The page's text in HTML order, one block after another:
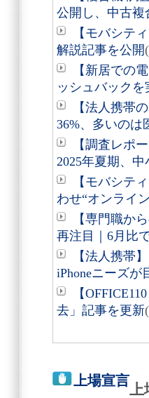
公開し、中古
【モバシテ
解説記事を公開
【新居での
ッシュバックを
【法人携帯
36%、多いのは
【調査レポ
2025年夏期、
【モバシテ
わせ“オンライ
【専門職か
再注目｜6月比
【法人携帯
iPhoneニーズが
【
去」記事を更新
上場宣言
上